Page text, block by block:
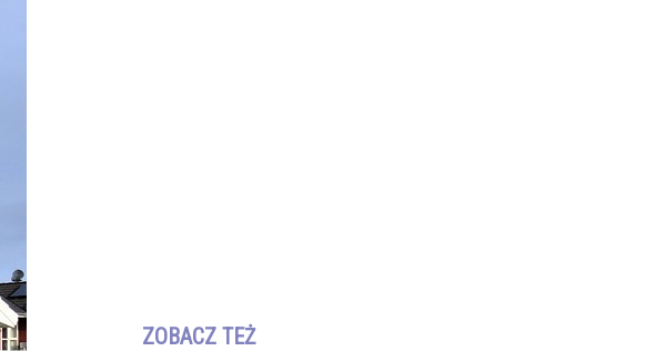
ZOBACZ TEŻ